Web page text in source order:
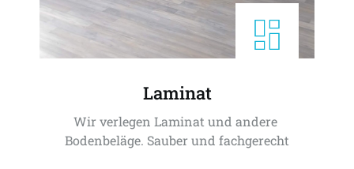
Laminat
Wir verlegen Laminat und andere
Bodenbeläge. Sauber und fachgerecht